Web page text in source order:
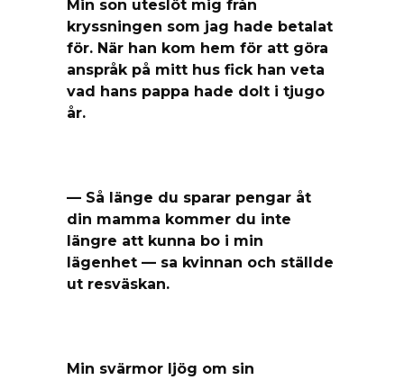
Min son uteslöt mig från
kryssningen som jag hade betalat
för. När han kom hem för att göra
anspråk på mitt hus fick han veta
vad hans pappa hade dolt i tjugo
år.
— Så länge du sparar pengar åt
din mamma kommer du inte
längre att kunna bo i min
lägenhet — sa kvinnan och ställde
ut resväskan.
Min svärmor ljög om sin